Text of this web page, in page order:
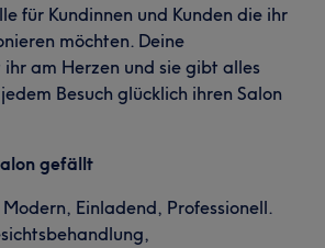
für Kundinnen und Kunden die ihr
möchten. Deine
am Herzen und sie gibt alles
Besuch glücklich ihren Salon
gefällt
Einladend, Professionell.